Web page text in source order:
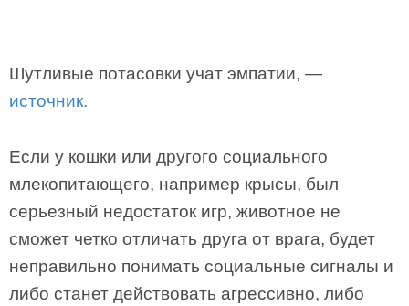
Шутливые потасовки учат эмпатии, —
источник.
Если у кошки или другого социального
млекопитающего, например крысы, был
серьезный недостаток игр, животное не
сможет четко отличать друга от врага, будет
неправильно понимать социальные сигналы и
либо станет действовать агрессивно, либо